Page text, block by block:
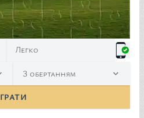
Легко
З обертанням
ГРАТИ